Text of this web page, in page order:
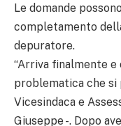
Le domande
completamento
depuratore.
“Arriva finalmente
problematica che si
Vicesindaca e
Giuseppe -. Dopo